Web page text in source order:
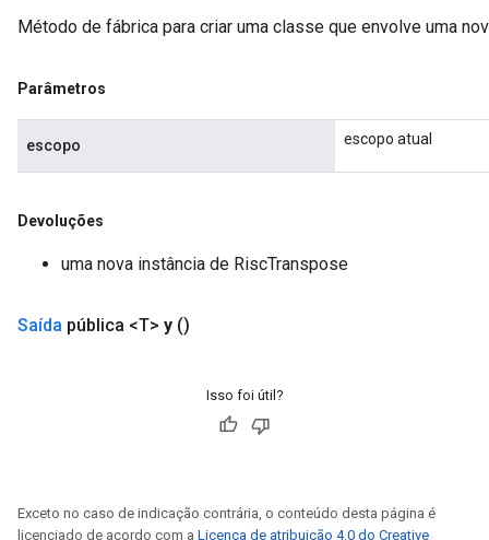
Método de fábrica para criar uma classe que envolve uma
Parâmetros
escopo escopo atual
Devoluções
uma nova instância de RiscTranspose
Saída pública <T> y ()
Isso foi útil?
Exceto no caso de indicação contrária, o conteúdo desta página é
licenciado de acordo com a Licença de atribuição 4.0 do Creative